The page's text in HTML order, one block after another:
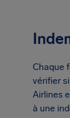
Chaque
vérifier
Airlines
à une